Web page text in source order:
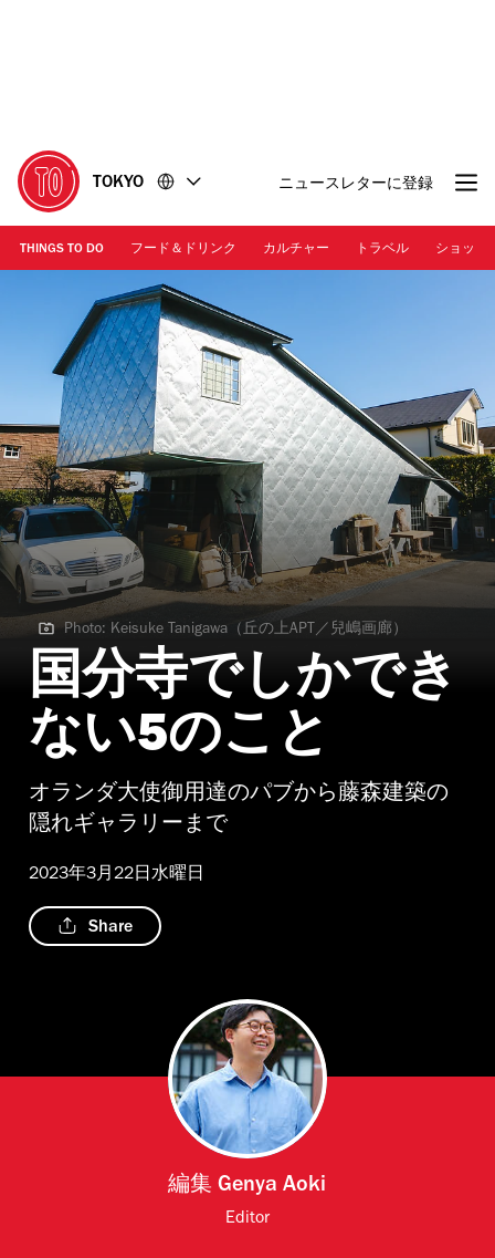
に
移
動
移
動
TOKYO ニュースレターに登録
THINGS TO DO フード＆ドリンク カルチャー トラベル ショッピ
Photo: Keisuke Tanigawa（丘の上APT／兒嶋画廊）
Photo: Keisuke Tanigawa（丘の上APT／兒嶋画廊）
国分寺でしかでき
ない5のこと
オランダ大使御用達のパブから藤森建築の
隠れギャラリーまで
2023年3月22日水曜日
Share
編集Genya Aoki
Editor